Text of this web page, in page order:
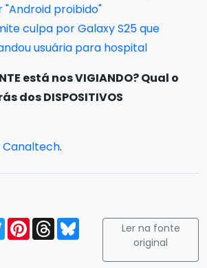
proibido"
culpa por Galaxy S25 que
usuária para hospital
está nos VIGIANDO? Qual o
dos DISPOSITIVOS
Canaltech.
TwitterPinterest
ThreadsBlueskyLer na fonte
original